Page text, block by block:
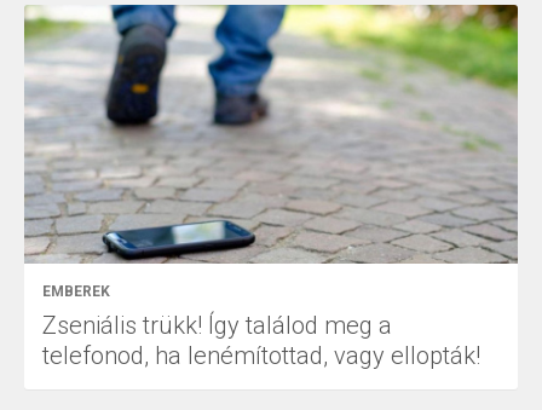
EMBEREK
Zseniális trükk! Így találod meg a
telefonod, ha lenémítottad, vagy ellopták!